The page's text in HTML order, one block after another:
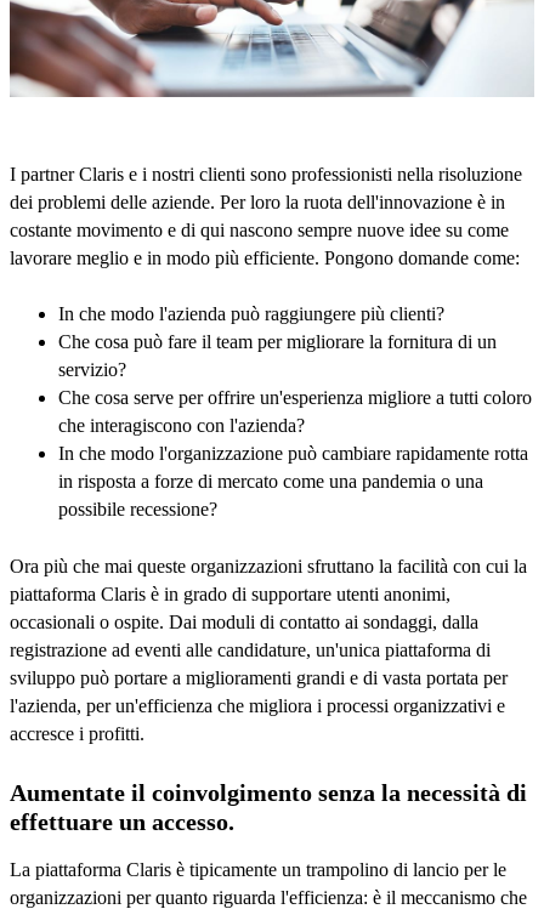
I partner Claris e i nostri clienti sono professionisti nella risoluzione
dei problemi delle aziende. Per loro la ruota dell'innovazione è in
costante movimento e di qui nascono sempre nuove idee su come
lavorare meglio e in modo più efficiente. Pongono domande come:
In che modo l'azienda può raggiungere più clienti?
Che cosa può fare il team per migliorare la fornitura di un
servizio?
Che cosa serve per offrire un'esperienza migliore a tutti coloro
che interagiscono con l'azienda?
In che modo l'organizzazione può cambiare rapidamente rotta
in risposta a forze di mercato come una pandemia o una
possibile recessione?
Ora più che mai queste organizzazioni sfruttano la facilità con cui la
piattaforma Claris è in grado di supportare utenti anonimi,
occasionali o ospite. Dai moduli di contatto ai sondaggi, dalla
registrazione ad eventi alle candidature, un'unica piattaforma di
sviluppo può portare a miglioramenti grandi e di vasta portata per
l'azienda, per un'efficienza che migliora i processi organizzativi e
accresce i profitti.
Aumentate il coinvolgimento senza la necessità di
effettuare un accesso.
La piattaforma Claris è tipicamente un trampolino di lancio per le
organizzazioni per quanto riguarda l'efficienza: è il meccanismo che